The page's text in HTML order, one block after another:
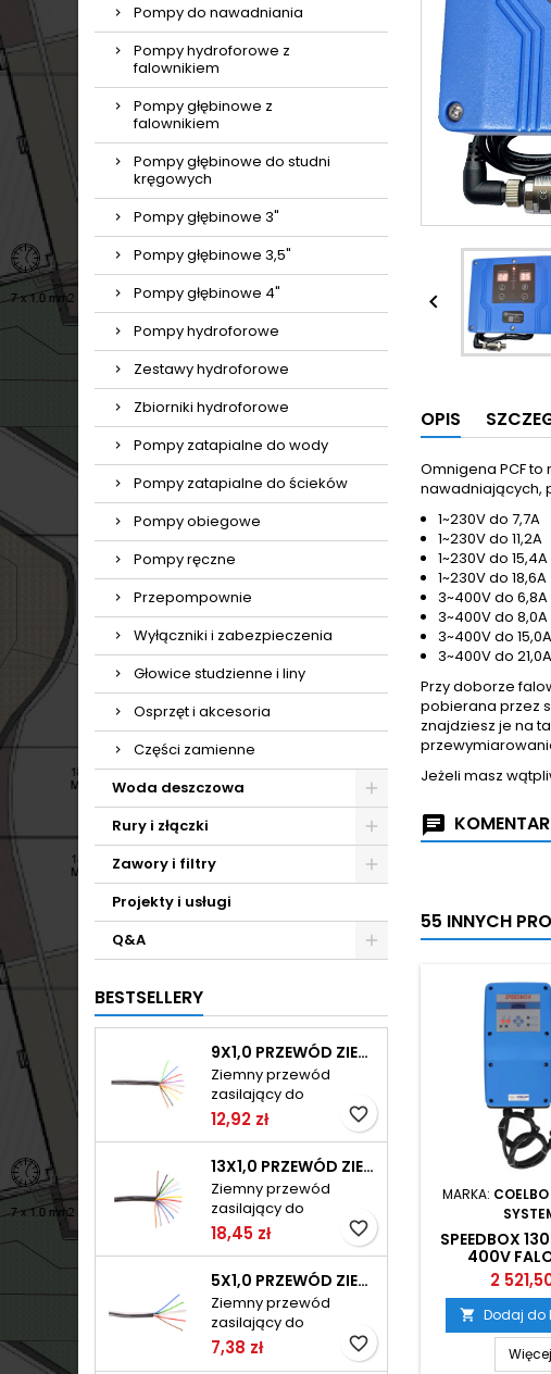
Pompy do nawadniania
Pompy hydroforowe z
falownikiem
Pompy głębinowe z
falownikiem
Pompy głębinowe do studni
kręgowych
Pompy głębinowe 3"
Pompy głębinowe 3,5"
Pompy głębinowe 4"
Pompy hydroforowe
Zestawy hydroforowe
Zbiorniki hydroforowe
Pompy zatapialne do wody
Pompy zatapialne do ścieków
Pompy obiegowe
Pompy ręczne
Przepompownie
Wyłączniki i zabezpieczenia
Głowice studzienne i liny
Osprzęt i akcesoria
Części zamienne
Woda deszczowa
Rury i złączki
Zawory i filtry
Projekty i usługi
Q&A
BESTSELLERY
9X1,0 PRZEWÓD ZIEMNY DO ELEKTROZAWORÓW TELE-FONIKA KABLE
Ziemny przewód
zasilający do
elektrozaworów typ:
IRC (LY2Y) ilość żył: 9
średnica żyły: 1,0mm
jednostka sprzedaży:
1mb maksymalnie w
zwoju: 100mb
12,92 zł favorite_border
13X1,0 PRZEWÓD ZIEMNY DO ELEKTROZAWORÓW TELE-FONIKA KABLE
Ziemny przewód
zasilający do
elektrozaworów typ:
IRC (LY2Y) ilość żył: 13
średnica żyły: 1,0mm
jednostka sprzedaży:
1mb maksymalnie w
zwoju: 100mb
18,45 zł favorite_border
5X1,0 PRZEWÓD ZIEMNY DO ELEKTROZAWORÓW TELE-FONIKA KABLE
Ziemny przewód
zasilający do
elektrozaworów typ:
IRC (LY2Y) ilość żył: 5
7,38 zł favorite_border

OPIS
Omnigena PCF
nawadniających,
1~230V do 7,7A
1~230V do 11,2A
1~230V do 15,4A
1~230V do 18,6A
3~400V do 6,8A
3~400V do 8,0A
3~400V do 15,0A
3~400V do 21,0A
Przy doborze
pobierana przez
znajdziesz je na
Jeżeli masz
55 INNYCH
MARKA:
SPEEDBOX
400V
INWERTER
2
 Dodaj do
Więcej